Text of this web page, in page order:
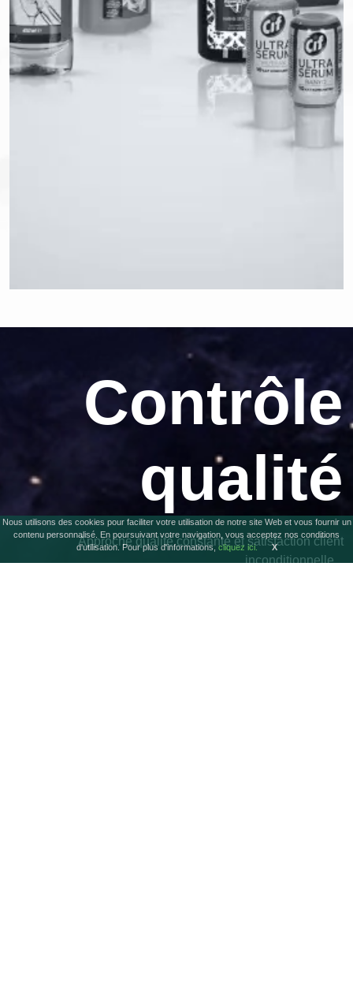
Contrôle
qualité
Approche qualité constante et satisfaction client
inconditionnelle...
Nous utilisons des cookies pour faciliter votre utilisation de notre site Web et vous fournir un
contenu personnalisé. En poursuivant votre navigation, vous acceptez nos conditions
d'utilisation. Pour plus d'informations, cliquez ici. X